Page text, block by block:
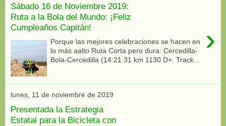
Sábado 16 de Noviembre 2019:
Ruta a la Bola del Mundo: ¡Feliz
Cumpleaños Capitán!
›
Porque las mejores celebraciones se hacen en
lo más aalto Ruta Corta pero dura: Cercedilla-
Bola-Cercedilla (14:21 31 km 1130 D+. Track...
lunes, 11 de noviembre de 2019
Presentada la Estrategia
Estatal para la Bicicleta con